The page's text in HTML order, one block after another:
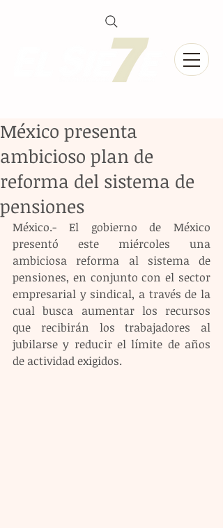
México presenta
ambicioso plan de
reforma del sistema de
pensiones
México.- El gobierno de México
presentó este miércoles una
ambiciosa reforma al sistema de
pensiones, en conjunto con el sector
empresarial y sindical, a través de la
cual busca aumentar los recursos
que recibirán los trabajadores al
jubilarse y reducir el límite de años
de actividad exigidos.